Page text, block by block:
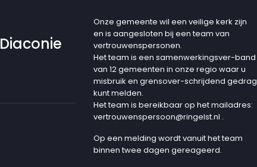
Diaconie
Onze gemeente wil een veilige kerk zijn
en is aangesloten bij een team van
vertrouwenspersonen.
Het team is een samenwerkingsver-band
van 12 gemeenten in onze regio waar u
misbruik en grensover-schrijdend gedrag
kunt melden.
Het team is bereikbaar op het mailadres:
vertrouwenspersoon@ringelst.nl .
Op een melding wordt vanuit het team
binnen twee dagen gereageerd.